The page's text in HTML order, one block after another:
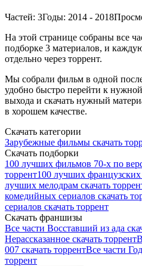
Частей: 3Годы: 2014 - 2018
На этой странице собраны все
подборке 3 материалов, и
отдельно через торрент.
Мы собрали фильм в одной
удобно быстро перейти к
выхода и скачать нужный
в хорошем качестве.
Скачать категории
Зарубежные фильмы скачать
Скачать подборки
100 лучших фильмов 70-х по
торрент100 лучших французских
лучших мелодрам скачать
комедийных сериалов скачать
сериалов скачать торрент
Скачать франшизы
Все части Восставший из ада
Нерассказанное скачать торрент
007 скачать торрентВсе части
торрент